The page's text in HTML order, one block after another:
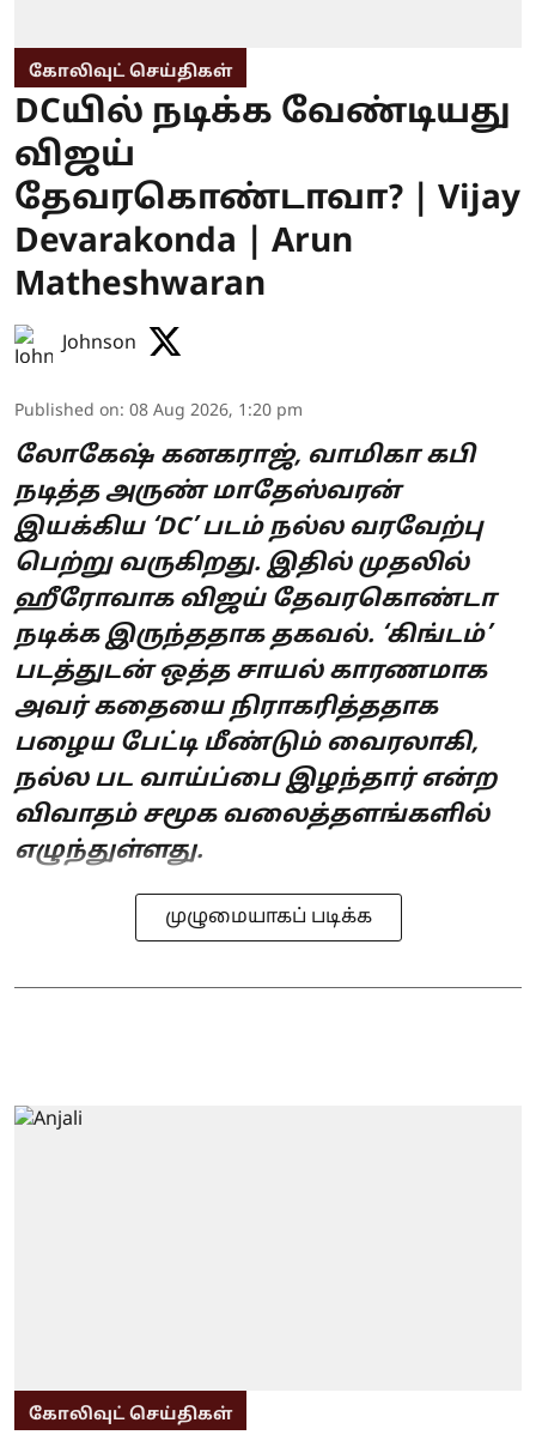
கோலிவுட் செய்திகள்
DCயில் நடிக்க வேண்டியது
விஜய்
தேவரகொண்டாவா? | Vijay
Devarakonda | Arun
Matheshwaran
Johnson
Published on: 08 Aug 2026, 1:20 pm
லோகேஷ் கனகராஜ், வாமிகா கபி
நடித்த அருண் மாதேஸ்வரன்
இயக்கிய ‘DC’ படம் நல்ல வரவேற்பு
பெற்று வருகிறது. இதில் முதலில்
ஹீரோவாக விஜய் தேவரகொண்டா
நடிக்க இருந்ததாக தகவல். ‘கிங்டம்’
படத்துடன் ஒத்த சாயல் காரணமாக
அவர் கதையை நிராகரித்ததாக
பழைய பேட்டி மீண்டும் வைரலாகி,
நல்ல பட வாய்ப்பை இழந்தார் என்ற
விவாதம் சமூக வலைத்தளங்களில்
எழுந்துள்ளது.
முழுமையாகப் படிக்க
கோலிவுட் செய்திகள்